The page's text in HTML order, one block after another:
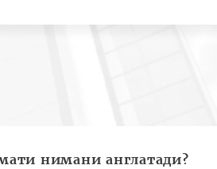
нимани англатади?